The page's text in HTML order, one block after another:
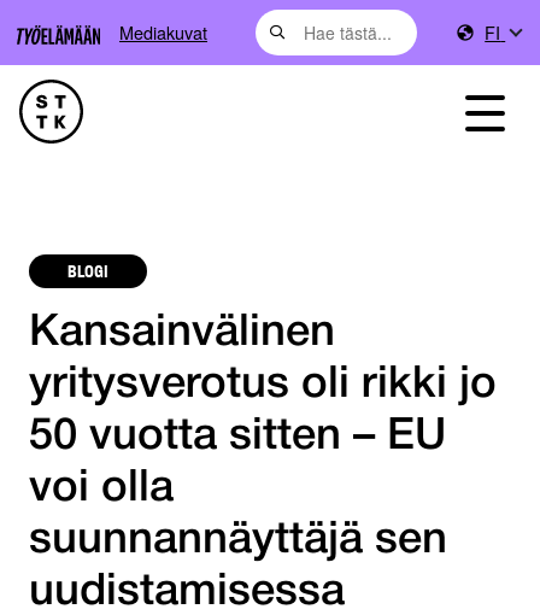
Mediakuvat FI
BLOGI
Kansainvälinen
yritysverotus oli rikki jo
50 vuotta sitten – EU
voi olla
suunnannäyttäjä sen
uudistamisessa